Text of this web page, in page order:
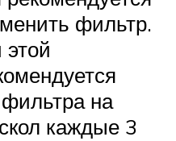
фильтр.
на
каждые 3